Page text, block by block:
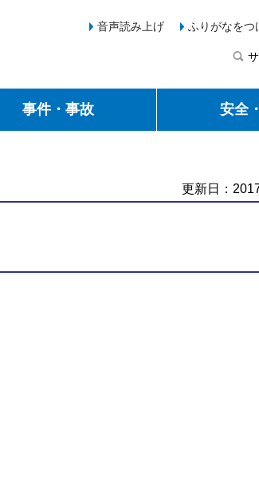
音声読み上げ
ふりがなをつ
事件・事故 安全
更新日：